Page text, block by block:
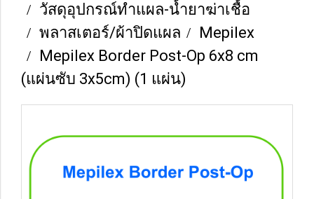
วัสดุอุปกรณ์ทำแผล-น้ำยาฆ่าเชื้อ
พลาสเตอร์/ผ้าปิดแผล
Mepilex
Mepilex Border Post-Op 6x8 cm
(แผ่นซับ 3x5cm) (1 แผ่น)